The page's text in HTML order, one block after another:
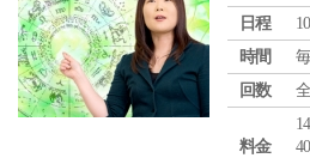
日程
時間
回数
料金